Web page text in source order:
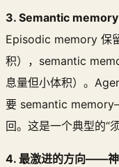
3. Semantic
Episodic memory 保
积），semantic
息量但小体积）。
要 semantic
回。这是一个典型的“
4. 最激进的方向——神